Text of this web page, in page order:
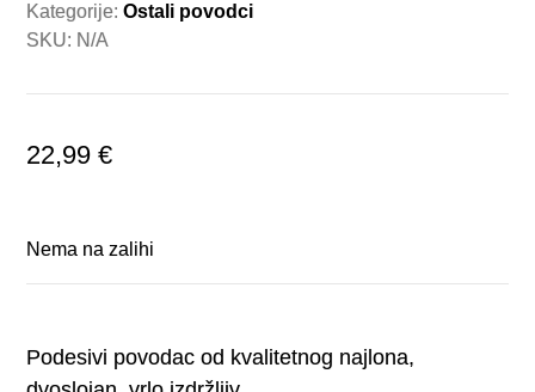
Kategorije:Ostali povodci
SKU: N/A
22,99€
Nema na zalihi
Podesivi povodac od kvalitetnog najlona,